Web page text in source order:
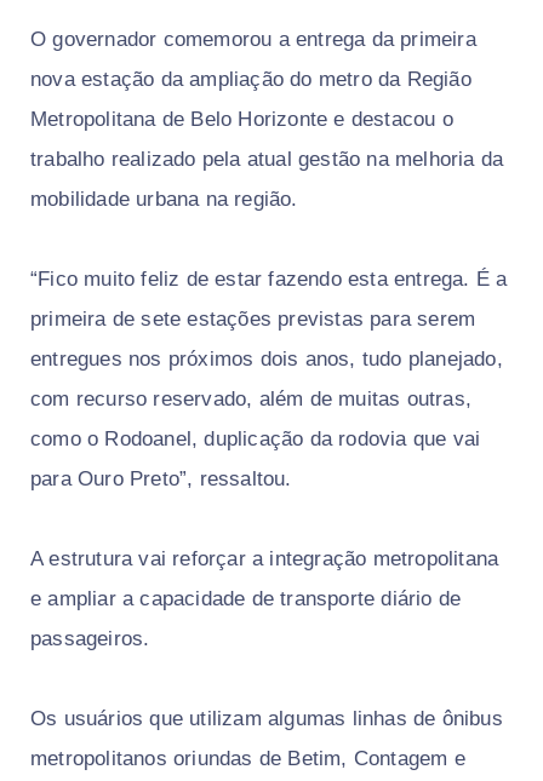
O governador comemorou a entrega da primeira
nova estação da ampliação do metro da Região
Metropolitana de Belo Horizonte e destacou o
trabalho realizado pela atual gestão na melhoria da
mobilidade urbana na região.
“Fico muito feliz de estar fazendo esta entrega. É a
primeira de sete estações previstas para serem
entregues nos próximos dois anos, tudo planejado,
com recurso reservado, além de muitas outras,
como o Rodoanel, duplicação da rodovia que vai
para Ouro Preto”, ressaltou.
A estrutura vai reforçar a integração metropolitana
e ampliar a capacidade de transporte diário de
passageiros.
Os usuários que utilizam algumas linhas de ônibus
metropolitanos oriundas de Betim, Contagem e